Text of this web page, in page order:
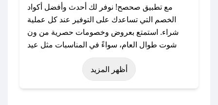
مع تطبيق صحصح! نوفر لك أحدث وأفضل أكواد
الخصم التي تساعدك على التوفير عند كل عملية
شراء. استمتع بعروض وخصومات حصرية من ون
شوت طوال العام، سواءً في المناسبات مثل عيد
الفطر، عيد الأضحى، الجمعة البيضاء (شهر نوفمبر)،
رمضان، اليوم الوطني، يوم التأسيس، أو حتى عروض
أظهر المزيد